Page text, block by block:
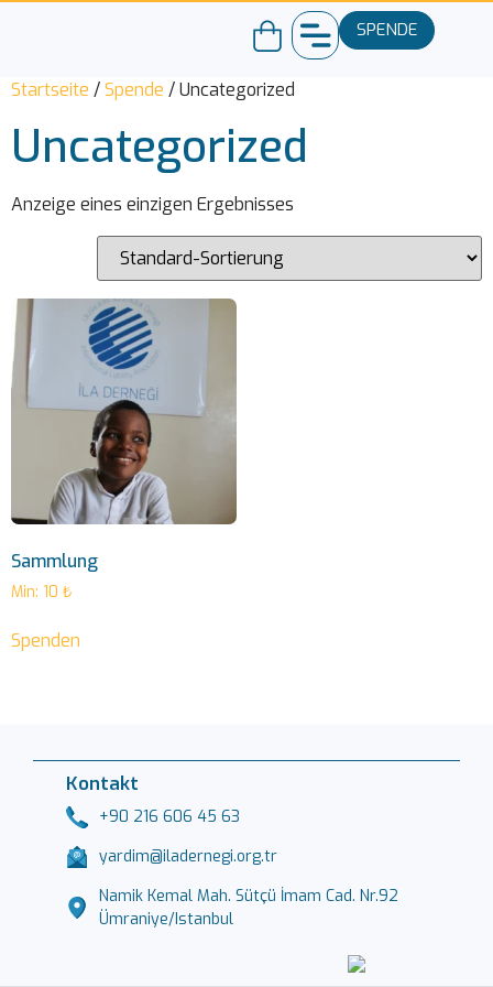
SPENDE
Startseite /Spende / Uncategorized
Uncategorized
Anzeige eines einzigen Ergebnisses
Sammlung
Min: 10 ₺
Spenden
Kontakt
+90 216 606 45 63
yardim@iladernegi.org.tr
Namik Kemal Mah. Sütçü İmam Cad. Nr.92
Ümraniye/Istanbul